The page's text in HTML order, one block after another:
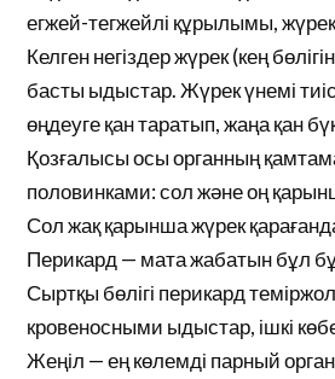
егжей-тегжейлі құрылымы,
Келген негіздер жүрек (кең
басты ыдыстар. Жүрек үнемі
өңдеуге қан таратып, жаңа қан
Қозғалысы осы органның
половинками: сол және оң
Сол жақ қарынша жүрек
Перикард — мата жабатын бұл
Сыртқы бөлігі перикард
кровеносными ыдыстар, ішкі
Жеңіл — ең көлемді парный